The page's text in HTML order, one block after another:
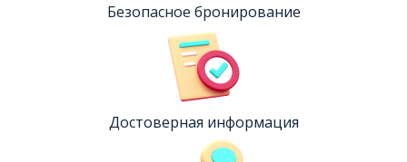
Безопасное бронирование
Достоверная информация